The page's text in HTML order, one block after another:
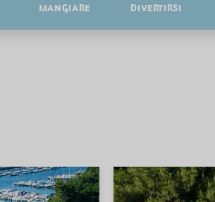
MANGIARE DIVERTIRSI